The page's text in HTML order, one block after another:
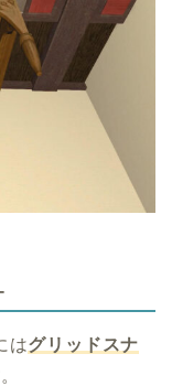
はグリッドスナ